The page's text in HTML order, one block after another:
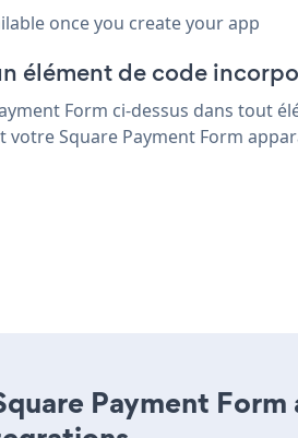
once you create your app
élément de code
Form ci-dessus dans tout
votre Square Payment Form
Payment